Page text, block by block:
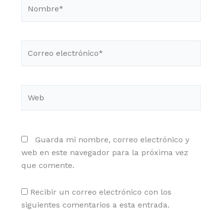
electrónico*
Guarda mi nombre, correo electrónico y
web en este navegador para la próxima vez
que comente.
Recibir un correo electrónico con los
siguientes comentarios a esta entrada.